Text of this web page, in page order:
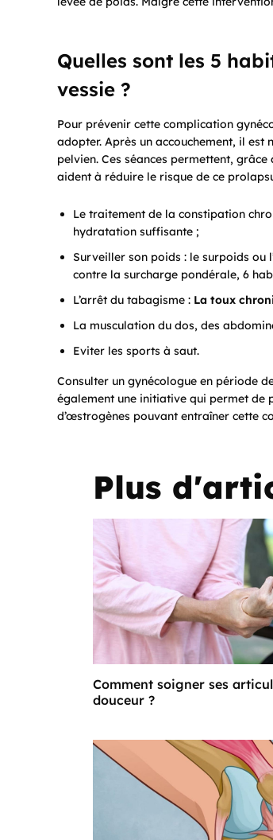
Quelles sont les 5
vessie ?
Pour prévenir cette complication
adopter. Après un accouchement, il
pelvien. Ces séances permettent, grâce
aident à réduire le risque de ce
Le traitement de la constipation
hydratation suffisante ;
Surveiller son poids : le surpoids ou
contre la surcharge pondérale, 6
L’arrêt du tabagisme : La toux
La musculation du dos, des
Eviter les sports à saut.
Consulter un gynécologue en période
également une initiative qui permet de
d’œstrogènes pouvant entraîner cette
Plus
Comment soigner ses
douceur ?